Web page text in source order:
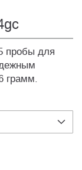
пробы для
грамм.